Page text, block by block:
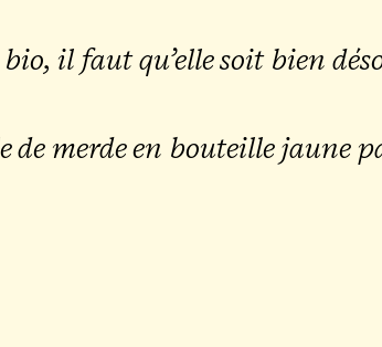
il faut qu’elle soit bien
merde en bou­teille jaune